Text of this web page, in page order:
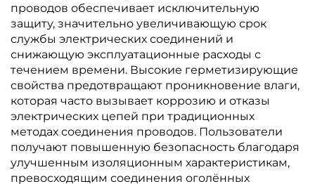
проводов обеспечивает исключительную
защиту, значительно увеличивающую срок
службы электрических соединений и
снижающую эксплуатационные расходы с
течением времени. Высокие герметизирующие
свойства предотвращают проникновение влаги,
которая часто вызывает коррозию и отказы
электрических цепей при традиционных
методах соединения проводов. Пользователи
получают повышенную безопасность благодаря
улучшенным изоляционным характеристикам,
превосходящим соединения оголённых